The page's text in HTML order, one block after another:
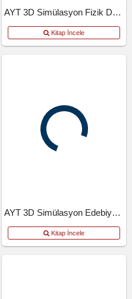
AYT 3D Simülasyon Fizik Denemeleri
Kitap İncele
AYT 3D Simülasyon Edebiyat Tarih Coğrafya Denemeleri
Kitap İncele